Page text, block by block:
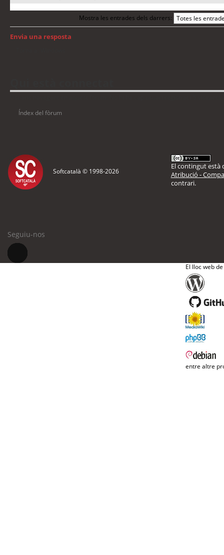
Mostra les entrades dels darrers:
Envia una resposta
Índex del fòrum
Softcatalà © 1998-2026
El contingut està
Atribució -
contrari.
Seguiu-nos
El lloc web
entre altre